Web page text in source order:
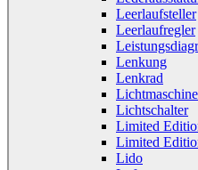
Leerlaufsteller
Leerlaufregler
Lenkung
Lenkrad
Lichtmaschine
Lichtschalter
Limited
Limited
Lido